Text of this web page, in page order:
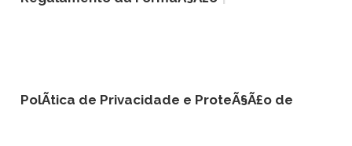
PolÃ­tica de Privacidade e ProteÃ§Ã£o de